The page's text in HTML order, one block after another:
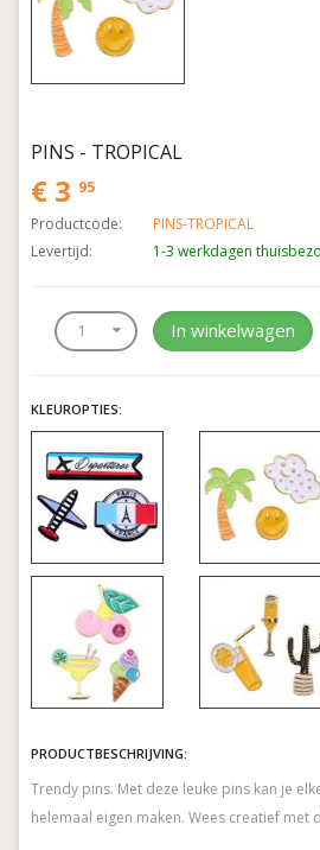
PINS - TROPICAL
€ 3 95
Productcode:
PINS-TROPICAL
Levertijd:
1-3 werkdagen
In winkelwagen
KLEUROPTIES:
PRODUCTBESCHRIJVING:
Trendy pins. Met deze leuke pins kan je
helemaal eigen maken. Wees creatief met